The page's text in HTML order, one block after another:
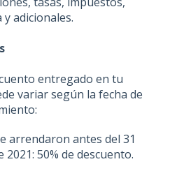
adicionales.
entregado en tu
variar según la fecha de
arrendaron antes del 31
2021: 50% de descuento.